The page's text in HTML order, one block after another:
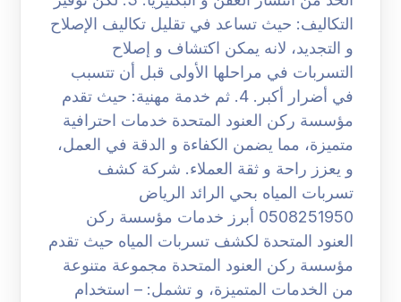
التكاليف: حيث تساعد في تقليل تكاليف الإصلاح
و التجديد، لانه يمكن اكتشاف و إصلاح
التسربات في مراحلها الأولى قبل أن تتسبب
في أضرار أكبر. 4. ثم خدمة مهنية: حيث تقدم
مؤسسة ركن العنود المتحدة خدمات احترافية
متميزة، مما يضمن الكفاءة و الدقة في العمل،
و يعزز راحة و ثقة العملاء. شركة كشف
تسربات المياه بحي الرائد الرياض
0508251950 أبرز خدمات مؤسسة ركن
العنود المتحدة لكشف تسربات المياه حيث تقدم
مؤسسة ركن العنود المتحدة مجموعة متنوعة
من الخدمات المتميزة، و تشمل: – استخدام